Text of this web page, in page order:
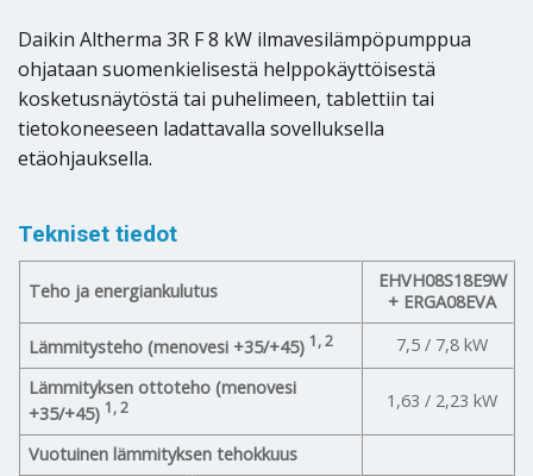
Daikin Altherma 3R F 8 kW ilmavesilämpöpumppua
ohjataan suomenkielisestä helppokäyttöisestä
kosketusnäytöstä tai puhelimeen, tablettiin tai
tietokoneeseen ladattavalla sovelluksella
etäohjauksella.
Tekniset tiedot
Teho ja energiankulutus
EHVH08S18E9W
+ ERGA08EVA
Lämmitysteho (menovesi +35/+45) 1, 2
7,5 / 7,8 kW
Lämmityksen ottoteho (menovesi
+35/+45) 1, 2 1,63 / 2,23 kW
Vuotuinen lämmityksen tehokkuus